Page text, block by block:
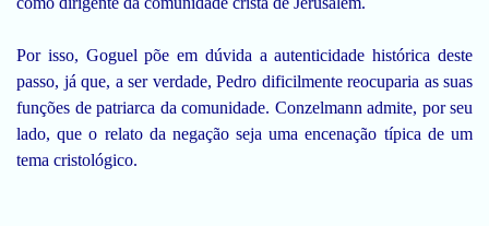
Por isso, Goguel põe em dúvida a autenticidade histórica deste
passo, já que, a ser verdade, Pedro dificilmente reocuparia as suas
funções de patriarca da comunidade. Conzelmann admite, por seu
lado, que o relato da negação seja uma encenação típica de um
tema cristológico.